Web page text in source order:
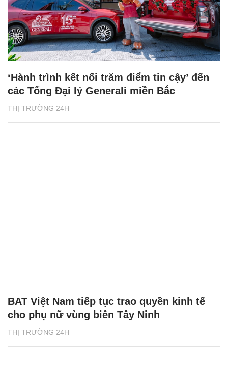
THỊ TRƯỜNG 24H
‘Hành trình kết nối trăm điểm tin cậy’ đến
các Tổng Đại lý Generali miền Bắc
THỊ TRƯỜNG 24H
BAT Việt Nam tiếp tục trao quyền kinh tế
cho phụ nữ vùng biên Tây Ninh